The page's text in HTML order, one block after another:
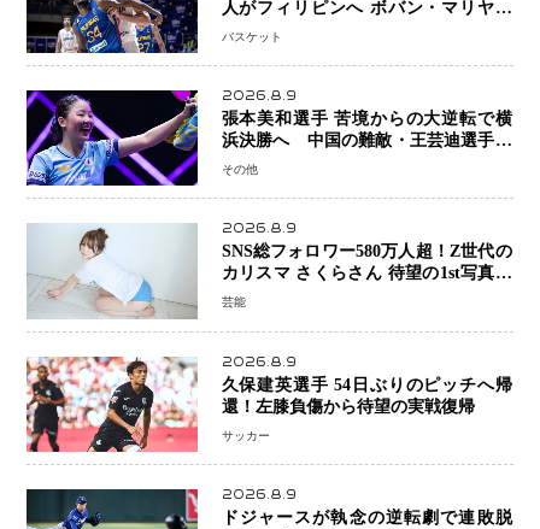
人がフィリピンへ ボバン・マリヤノ
ビッチ ジョーンズカップで新たな挑
バスケット
2026.8.9
張本美和選手 苦境からの大逆転で横
浜決勝へ 中国の難敵・王芸迪選手を
撃破「ここからまた行くぞ」兄・智和
その他
2026.8.9
SNS総フォロワー580万人超！Z世代の
カリスマ さくらさん 待望の1st写真集
が11月5日発売決定 沖縄で“今しか残
芸能
2026.8.9
久保建英選手 54日ぶりのピッチへ帰
還！左膝負傷から待望の実戦復帰
サッカー
2026.8.9
ドジャースが執念の逆転劇で連敗脱